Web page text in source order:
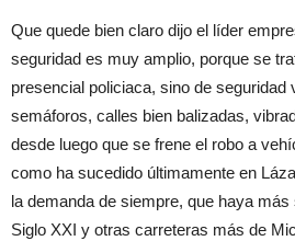
Que quede bien claro dijo el líder
seguridad es muy amplio, porque se
presencial policiaca, sino de seguridad
semáforos, calles bien balizadas,
desde luego que se frene el robo a
como ha sucedido últimamente en
la demanda de siempre, que haya
Siglo XXI y otras carreteras más de